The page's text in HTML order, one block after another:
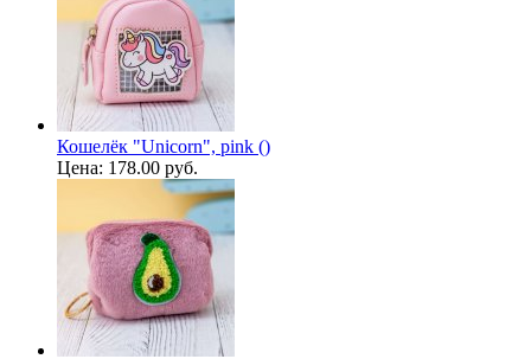
Кошелёк "Unicorn", pink ()
Цена: 178.00 руб.